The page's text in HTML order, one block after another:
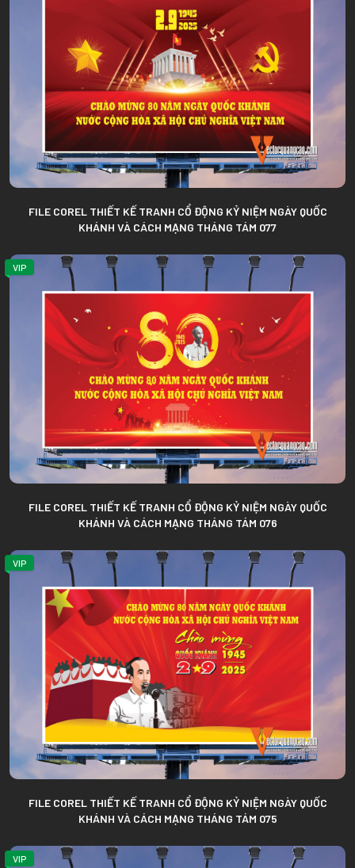
FILE COREL THIẾT KẾ TRANH CỔ ĐỘNG KỶ NIỆM NGÀY QUỐC
KHÁNH VÀ CÁCH MẠNG THÁNG TÁM 077
VIP
FILE COREL THIẾT KẾ TRANH CỔ ĐỘNG KỶ NIỆM NGÀY QUỐC
KHÁNH VÀ CÁCH MẠNG THÁNG TÁM 076
VIP
FILE COREL THIẾT KẾ TRANH CỔ ĐỘNG KỶ NIỆM NGÀY QUỐC
KHÁNH VÀ CÁCH MẠNG THÁNG TÁM 075
VIP